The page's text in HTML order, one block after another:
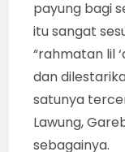
payung bagi
itu sangat
“rahmatan lil
dan
satunya
Lawung,
sebagainya.